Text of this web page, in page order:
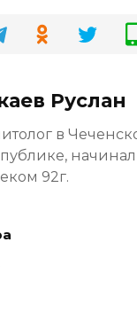
Руслан
в
начинал
92г.